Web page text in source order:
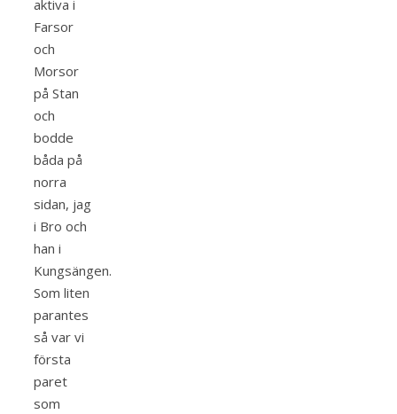
aktiva i
Farsor
och
Morsor
på Stan
och
bodde
båda på
norra
sidan, jag
i Bro och
han i
Kungsängen.
Som liten
parantes
så var vi
första
paret
som